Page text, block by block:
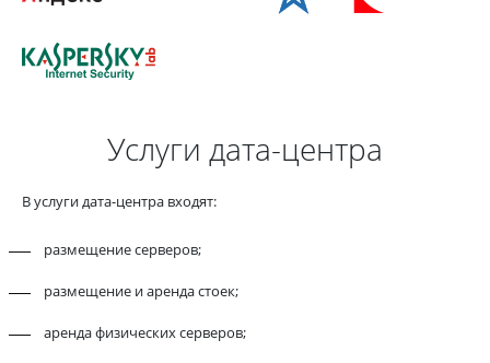
Услуги дата-центра
В услуги дата-центра входят:
размещение серверов;
размещение и аренда стоек;
аренда физических серверов;